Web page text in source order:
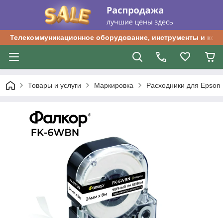
Телекоммуникационное оборудование, инструменты и
Товары и услуги Маркировка Расходники для